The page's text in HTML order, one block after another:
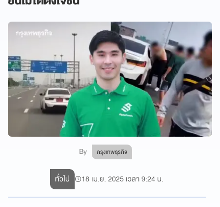
By กรุงเทพธุรกิจ
ทั่วไป 18 เม.ย. 2025 เวลา 9:24 น.